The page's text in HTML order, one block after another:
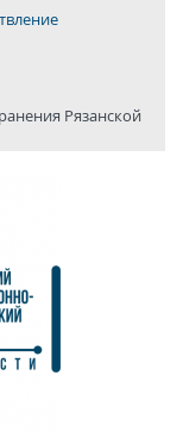
Рязанской